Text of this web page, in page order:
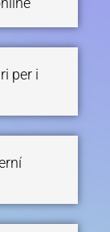
per i